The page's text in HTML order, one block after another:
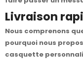
Livraison
Nous comprenons
pourquoi nous
casquette